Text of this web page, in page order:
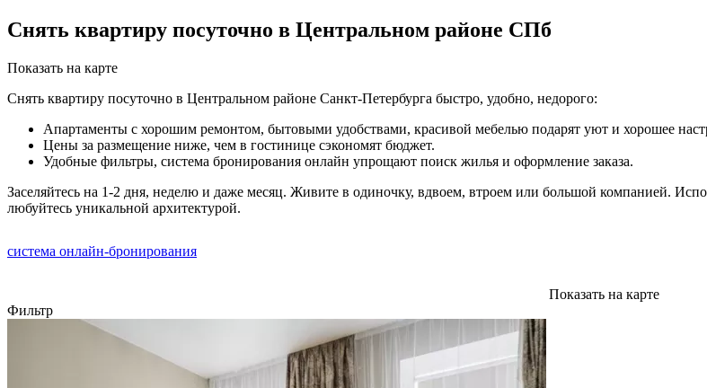
Снять квартиру посуточно в Центральном районе СПб
Показать на карте
Снять квартиру посуточно в Центральном районе Санкт-Петербурга быстро, удобно, недорого:
Апартаменты с хорошим ремонтом, бытовыми удобствами, красивой мебелью подарят уют и хорошее
Цены за размещение ниже, чем в гостинице сэкономят бюджет.
Удобные фильтры, система бронирования онлайн упрощают поиск жилья и оформление заказа.
Заселяйтесь на 1-2 дня, неделю и даже месяц. Живите в одиночку, вдвоем, втроем или большой компанией.
любуйтесь уникальной архитектурой.
система онлайн-бронирования
Показать на карте
Фильтр